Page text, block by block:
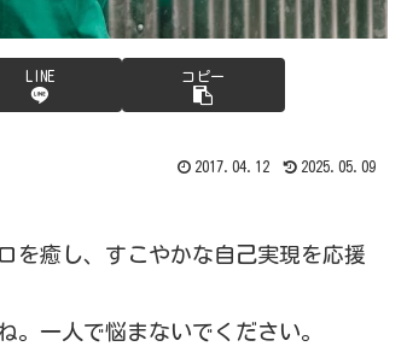
LINE コピー
2017.04.12 2025.05.09
を癒し、すこやかな自己実現を応援
一人で悩まないでください。